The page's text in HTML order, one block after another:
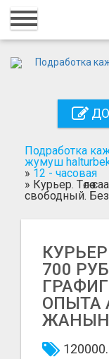
Главная
Контакты
Добавить
Поиск
Подработка
жумуш
» 12 - часовая
» Курьер. Төлөө
свободный.
КУРЬЕР.
700
ОПЫТА